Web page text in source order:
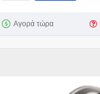
Αγορά τώρα